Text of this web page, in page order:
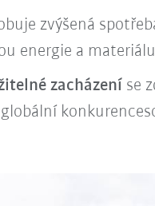
zvýšená
energie a
zacházení se